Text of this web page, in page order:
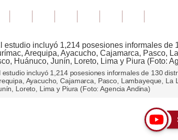
estudio incluyó 1,214 posesiones informales de 130
Ayacucho, Cajamarca, Pasco, Lambayeque, La
Loreto, Lima y Piura (Foto: Agencia Andina)